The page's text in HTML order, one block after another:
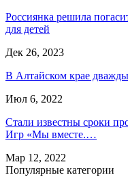
Россиянка решила
для детей
Дек 26, 2023
В Алтайском крае
Июл 6, 2022
Стали известны сроки
Игр «Мы вместе.…
Мар 12, 2022
Популярные категории